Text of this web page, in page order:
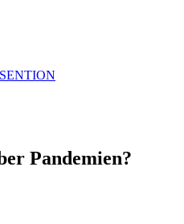
Pandemien?